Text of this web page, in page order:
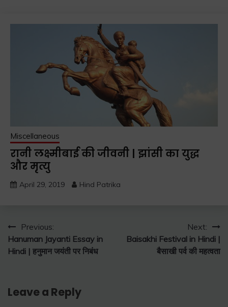
Miscellaneous
रानी लक्ष्मीबाई की जीवनी | झांसी का युद्ध
और मृत्यु
April 29, 2019 Hind Patrika
Post
navigation
Previous:
Hanuman Jayanti Essay in
Hindi | हनुमान जयंती पर निबंध
Next:
Baisakhi Festival in Hindi |
बैसाखी पर्व की महत्वता
Leave a Reply